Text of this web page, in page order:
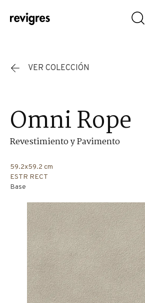
Saltar al contenido principal
VER COLECCIÓN
Omni Rope
Revestimiento y Pavimento
59.2x59.2 cm
ESTR RECT
Base